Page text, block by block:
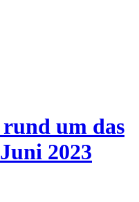
um das
2023